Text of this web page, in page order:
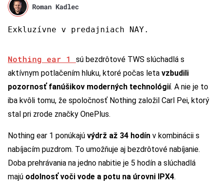
Roman Kadlec
Exkluzívne v predajniach NAY.
Nothing ear 1 sú bezdrôtové TWS slúchadlá s
aktívnym potlačením hluku, ktoré počas leta vzbudili
pozornosť fanúšikov moderných technológií. A nie je to
iba kvôli tomu, že spoločnosť Nothing založil Carl Pei, ktorý
stal pri zrode značky OnePlus.
Nothing ear 1 ponúkajú výdrž až 34 hodín v kombinácii s
nabíjacím puzdrom. To umožňuje aj bezdrôtové nabíjanie.
Doba prehrávania na jedno nabitie je 5 hodín a slúchadlá
majú odolnosť voči vode a potu na úrovni IPX4.